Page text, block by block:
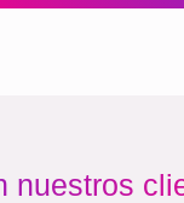
nuestros